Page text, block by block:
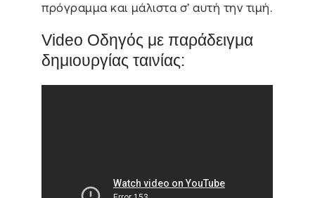
πρόγραμμα και μάλιστα σ’ αυτή την τιμή.
Video Οδηγός με παράδειγμα
δημιουργίας ταινίας: